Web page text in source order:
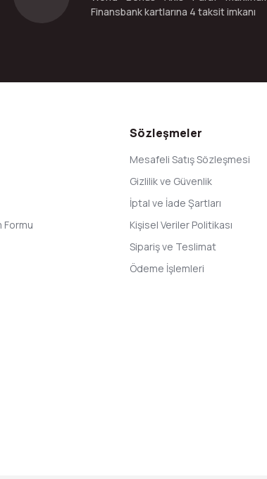
Finansbank kartlarına 4 taksit imkanı
Formu
Sözleşmeler
Mesafeli Satış Sözleşmesi
Gizlilik ve Güvenlik
İptal ve İade Şartları
Kişisel Veriler Politikası
Sipariş ve Teslimat
Ödeme İşlemleri